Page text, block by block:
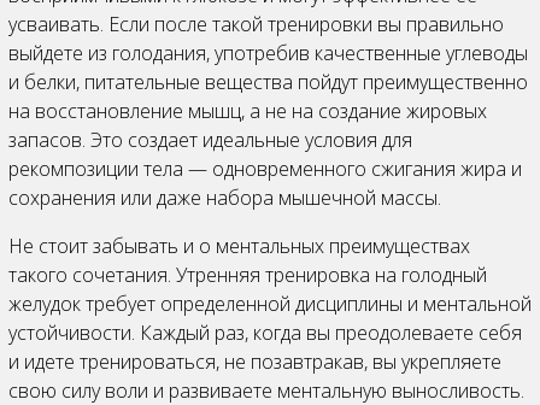
усваивать. Если после такой тренировки вы правильно
выйдете из голодания, употребив качественные углеводы
и белки, питательные вещества пойдут преимущественно
на восстановление мышц, а не на создание жировых
запасов. Это создает идеальные условия для
рекомпозиции тела — одновременного сжигания жира и
сохранения или даже набора мышечной массы.
Не стоит забывать и о ментальных преимуществах
такого сочетания. Утренняя тренировка на голодный
желудок требует определенной дисциплины и ментальной
устойчивости. Каждый раз, когда вы преодолеваете себя
и идете тренироваться, не позавтракав, вы укрепляете
свою силу воли и развиваете ментальную выносливость.